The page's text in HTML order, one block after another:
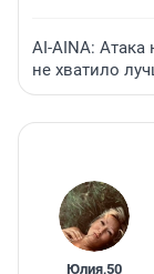
AI-AINA: Атака
не хватило
Юлия,50